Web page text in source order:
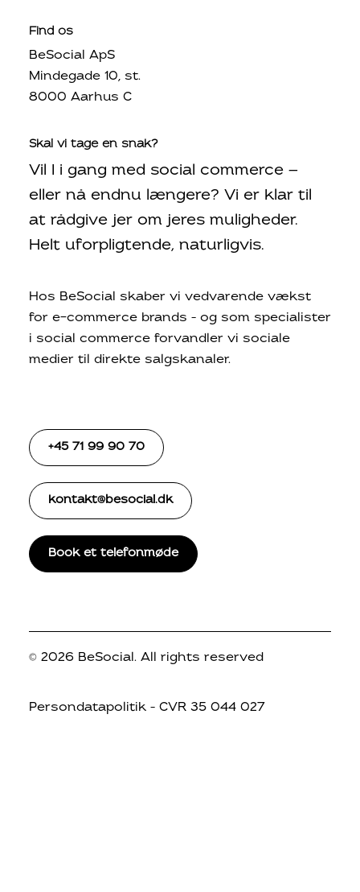
Find os
BeSocial ApS
Mindegade 10, st.
8000 Aarhus C
Skal vi tage en snak?
Vil I i gang med social commerce —
eller nå endnu længere? Vi er klar til
at rådgive jer om jeres muligheder.
Helt uforpligtende, naturligvis.
Hos BeSocial skaber vi vedvarende vækst
for e-commerce brands – og som specialister
i social commerce forvandler vi sociale
medier til direkte salgskanaler.
+45 71 99 90 70
kontakt@besocial.dk
Book et telefonmøde
© 2026 BeSocial. All rights reserved
Persondatapolitik – CVR 35 044 027